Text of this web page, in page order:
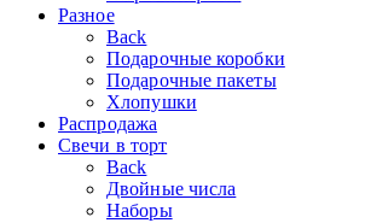
Разное
Back
Подарочные коробки
Подарочные пакеты
Хлопушки
Распродажа
Свечи в торт
Back
Двойные числа
Наборы